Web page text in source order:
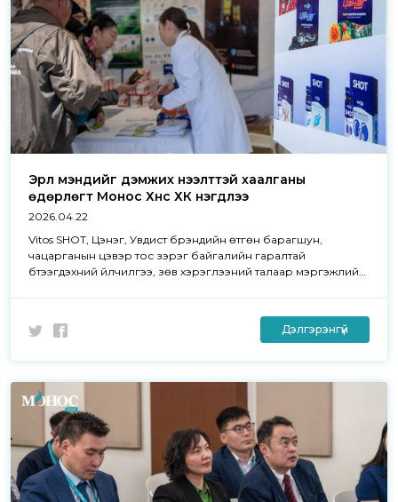
Эрүүл мэндийг дэмжих нээлттэй хаалганы
өдөрлөгт Монос Хүнс ХК нэгдлээ
2026.04.22
Vitos SHOT, Цэнэг, Увдист брэндийн өтгөн барагшун,
чацарганын цэвэр тос зэрэг байгалийн гаралтай
бүтээгдэхүүний үйлчилгээ, зөв хэрэглээний талаар мэргэжлийн
Дэлгэрэнгүй